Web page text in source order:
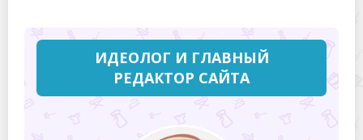
ИДЕОЛОГ И ГЛАВНЫЙ
РЕДАКТОР САЙТА